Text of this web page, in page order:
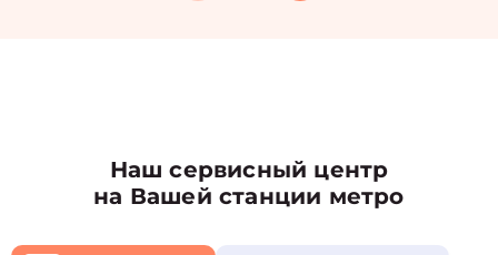
Наш сервисный центр
на Вашей станции метро